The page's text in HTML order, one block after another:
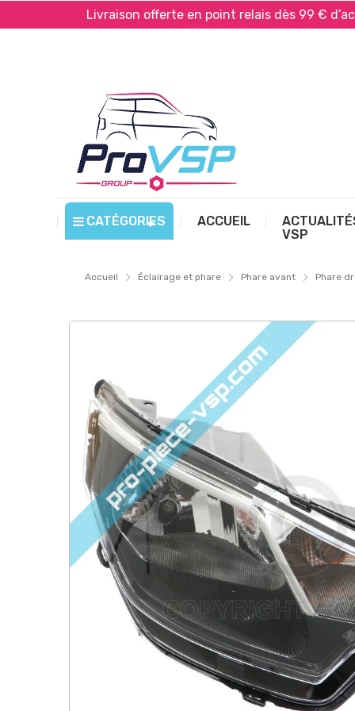
Livraison offerte en point relais dès 99 € d’achat*
CATÉGORIES ACCUEIL
VSP
Accueil Éclairage et phare Phare avant Phare